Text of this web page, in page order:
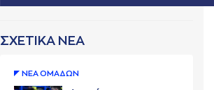
ΣΧΕΤΙΚΑ ΝΕΑ
ΝΕA ΟΜAΔΩΝ